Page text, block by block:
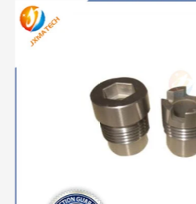
ΠΡΟΪΌΝΤΑ
ΠΕΡΊΠΟΥ
Rights
Reserved.
Developed
ECER